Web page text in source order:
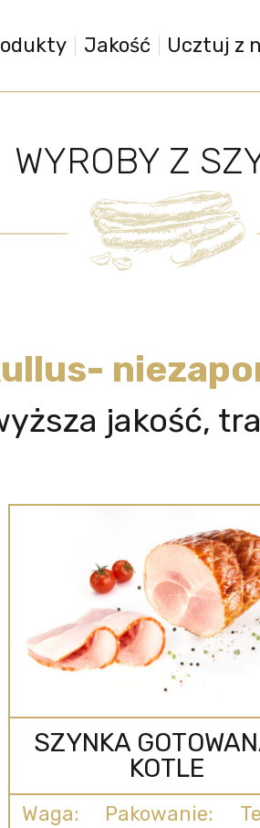
Jakość Ucztuj z
WYROBY Z
jakość,
SZYNKA
KOTLE
Waga: Pakowanie: